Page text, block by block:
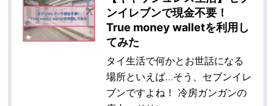
ンイレブンで現金不要！
True money walletを利用し
てみた
タイ生活で何かとお世話になる
場所といえば…そう、セブンイレ
ブンですよね！ 冷房ガンガンの